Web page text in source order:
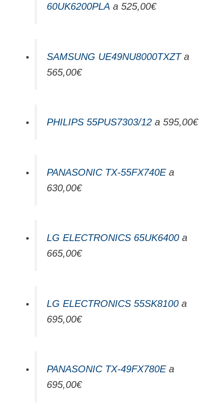
60UK6200PLA a 525,00€
SAMSUNG UE49NU8000TXZTa
565,00€
PHILIPS 55PUS7303/12 a 595,00€
PANASONIC TX-55FX740Ea
630,00€
LG ELECTRONICS 65UK6400 a
665,00€
LG ELECTRONICS 55SK8100 a
695,00€
PANASONIC TX-49FX780Ea
695,00€